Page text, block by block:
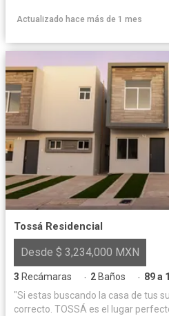
Actualizado hace más de 1 mes
Tossá Residencial
Desde $ 3,234,000 MXN
3 Recámaras · 2 Baños · 89 a
"Si estas buscando la casa de tus
correcto. TOSSÁ es el lugar